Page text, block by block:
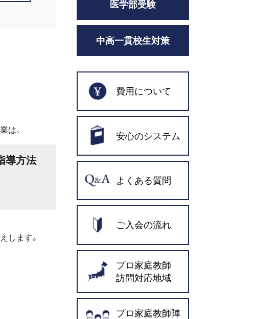
は、
導方法
します。
医学部受験
中高一貫校生対策
費用について
安心のシステム
よくある質問
ご入会の流れ
プロ家庭教師
訪問対応地域
プロ家庭教師陣